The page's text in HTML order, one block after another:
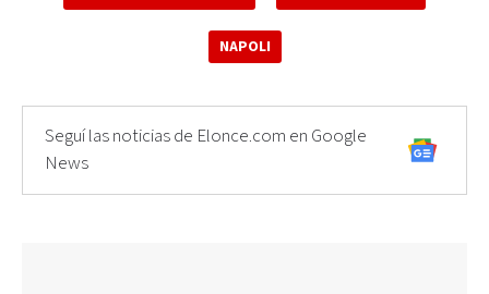
NAPOLI
Seguí las noticias de Elonce.com en Google
News